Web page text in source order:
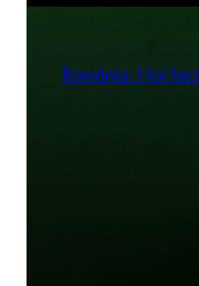
România: Noi